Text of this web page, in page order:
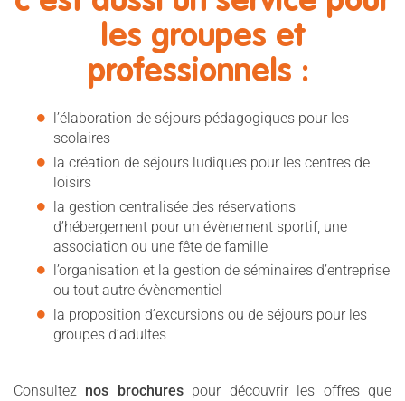
les groupes et
professionnels :
l’élaboration de séjours pédagogiques pour les
scolaires
la création de séjours ludiques pour les centres de
loisirs
la gestion centralisée des réservations
d’hébergement pour un évènement sportif, une
association ou une fête de famille
l’organisation et la gestion de séminaires d’entreprise
ou tout autre évènementiel
la proposition d’excursions ou de séjours pour les
groupes d’adultes
Consultez nos brochurespour découvrir les offres que